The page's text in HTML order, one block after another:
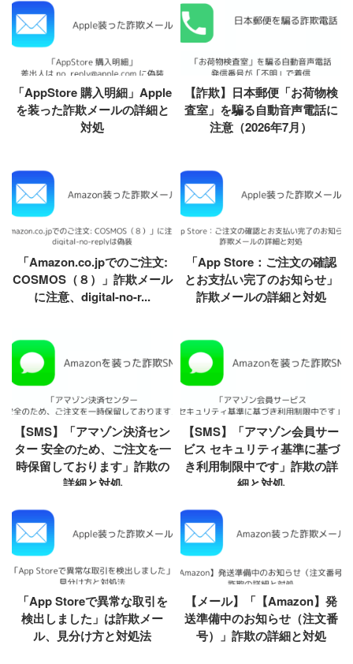
「AppStore 購入明細」Apple
を装った詐欺メールの詳細と
対処
【詐欺】日本郵便「お荷物検
査室」を騙る自動音声電話に
注意（2026年7月）
「Amazon.co.jpでのご注文:
COSMOS（８）」詐欺メール
に注意、digital-no-r...
「App Store：ご注文の確認
とお支払い完了のお知らせ」
詐欺メールの詳細と対処
【SMS】「アマゾン決済セン
ター 安全のため、ご注文を一
時保留しております」詐欺の
詳細と対処
【SMS】「アマゾン会員サー
ビス セキュリティ基準に基づ
き利用制限中です」詐欺の詳
細と対処
「App Storeで異常な取引を
検出しました」は詐欺メー
ル、見分け方と対処法
【メール】「【Amazon】発
送準備中のお知らせ（注文番
号）」詐欺の詳細と対処